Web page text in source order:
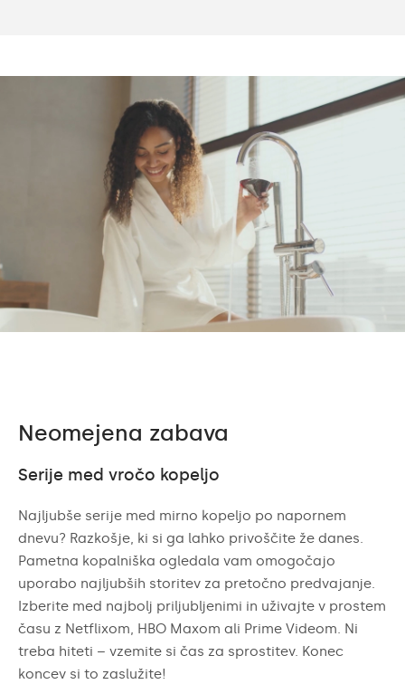
Neomejena zabava
Serije med vročo kopeljo
Najljubše serije med mirno kopeljo po napornem
dnevu? Razkošje, ki si ga lahko privoščite že danes.
Pametna kopalniška ogledala vam omogočajo
uporabo najljubših storitev za pretočno predvajanje.
Izberite med najbolj priljubljenimi in uživajte v prostem
času z Netflixom, HBO Maxom ali Prime Videom. Ni
treba hiteti – vzemite si čas za sprostitev. Konec
koncev si to zaslužite!